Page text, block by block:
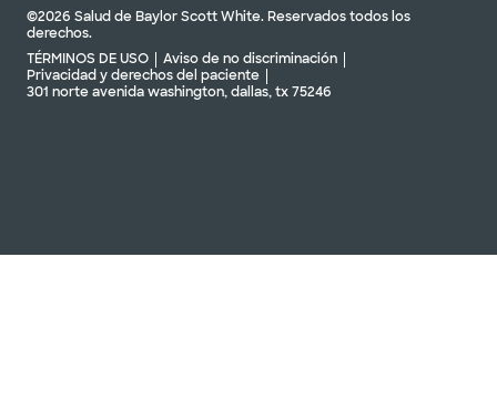
©2026 Salud de Baylor Scott White. Reservados todos los
derechos.
TÉRMINOS DE USO
Aviso de no discriminación
Privacidad y derechos del paciente
301 norte avenida washington, dallas, tx 75246